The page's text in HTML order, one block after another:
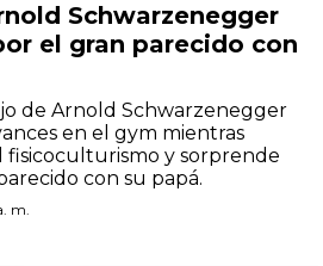
Schwarzenegger
el gran parecido con
de Arnold Schwarzenegger
en el gym mientras
fisicoculturismo y sorprende
con su papá.
m.